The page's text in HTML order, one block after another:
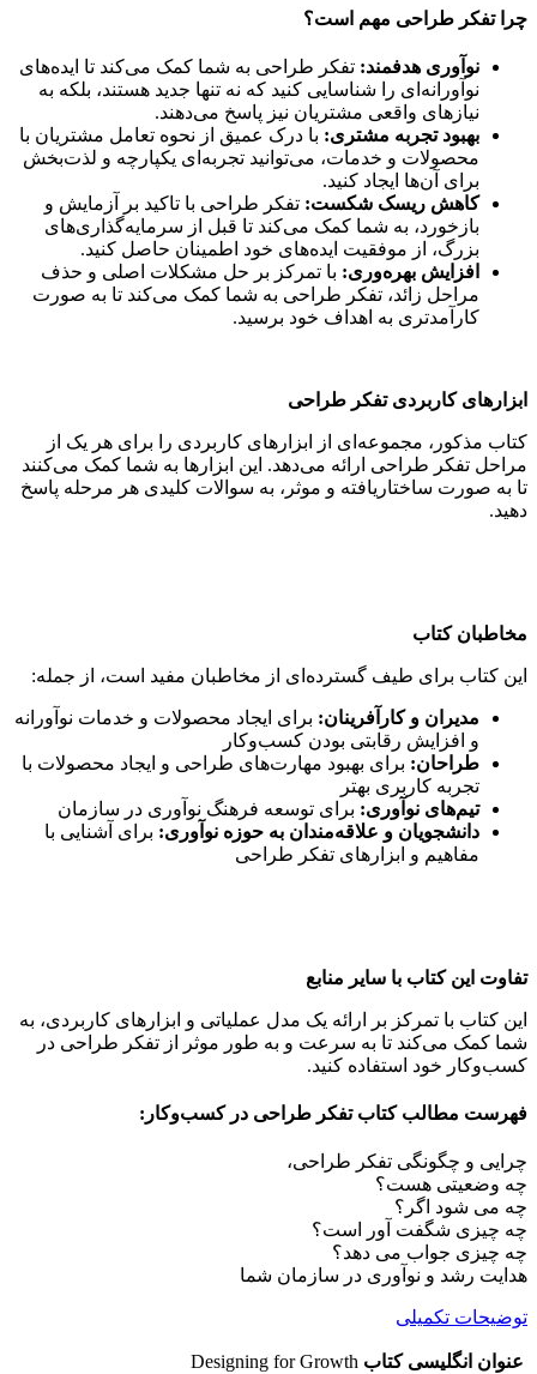
چرا تفکر طراحی مهم است؟
نوآوری هدفمند: تفکر طراحی به شما کمک می‌کند تا ایده‌های
نوآورانه‌ای را شناسایی کنید که نه تنها جدید هستند، بلکه به
نیازهای واقعی مشتریان نیز پاسخ می‌دهند.
بهبود تجربه مشتری: با درک عمیق از نحوه تعامل مشتریان با
محصولات و خدمات، می‌توانید تجربه‌ای یکپارچه و لذت‌بخش
برای آن‌ها ایجاد کنید.
کاهش ریسک شکست: تفکر طراحی با تاکید بر آزمایش و
بازخورد، به شما کمک می‌کند تا قبل از سرمایه‌گذاری‌های
بزرگ، از موفقیت ایده‌های خود اطمینان حاصل کنید.
افزایش بهره‌وری: با تمرکز بر حل مشکلات اصلی و حذف
مراحل زائد، تفکر طراحی به شما کمک می‌کند تا به صورت
کارآمدتری به اهداف خود برسید.
ابزارهای کاربردی تفکر طراحی
کتاب مذکور، مجموعه‌ای از ابزارهای کاربردی را برای هر یک از
مراحل تفکر طراحی ارائه می‌دهد. این ابزارها به شما کمک می‌کنند
تا به صورت ساختاریافته و موثر، به سوالات کلیدی هر مرحله پاسخ
دهید.
مخاطبان کتاب
این کتاب برای طیف گسترده‌ای از مخاطبان مفید است، از جمله:
مدیران و کارآفرینان: برای ایجاد محصولات و خدمات نوآورانه
و افزایش رقابتی بودن کسب‌وکار
طراحان: برای بهبود مهارت‌های طراحی و ایجاد محصولات با
تجربه کاربری بهتر
تیم‌های نوآوری: برای توسعه فرهنگ نوآوری در سازمان
دانشجویان و علاقه‌مندان به حوزه نوآوری: برای آشنایی با
مفاهیم و ابزارهای تفکر طراحی
تفاوت این کتاب با سایر منابع
این کتاب با تمرکز بر ارائه یک مدل عملیاتی و ابزارهای کاربردی، به
شما کمک می‌کند تا به سرعت و به طور موثر از تفکر طراحی در
کسب‌وکار خود استفاده کنید.
فهرست مطالب کتاب تفکر طراحی در کسب‌وکار:
چرایی و چگونگی تفکر طراحی،
چه وضعیتی هست؟
چه می شود اگر؟
چه چیزی شگفت آور است؟
چه چیزی جواب می دهد؟
هدایت رشد و نوآوری در سازمان شما
توضیحات تکمیلی
عنوان انگلیسی کتاب Designing for Growth